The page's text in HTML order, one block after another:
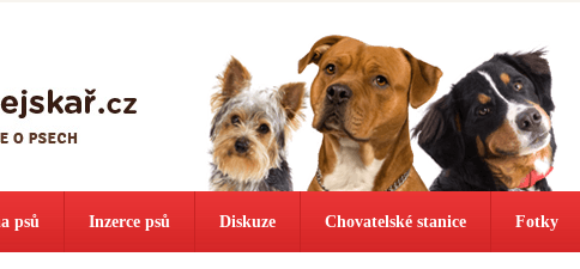
psů Inzerce psů Diskuze Chovatelské stanice Fotky